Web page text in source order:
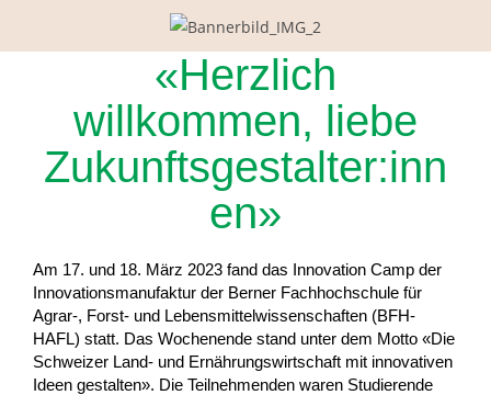
«Herzlich
willkommen, liebe
Zukunftsgestalter:inn
en»
Am 17. und 18. März 2023 fand das Innovation Camp der
Innovationsmanufaktur der Berner Fachhochschule für
Agrar-, Forst- und Lebensmittelwissenschaften (BFH-
HAFL) statt. Das Wochenende stand unter dem Motto «Die
Schweizer Land- und Ernährungswirtschaft mit innovativen
Ideen gestalten». Die Teilnehmenden waren Studierende